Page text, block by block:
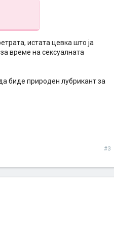
истата цевка што ја
време на сексуалната
биде природен лубрикант за
#3